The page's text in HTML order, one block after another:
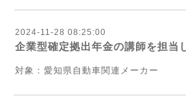
2024-11-28 08:25:00
企業型確定拠出年金の講師を担当
対象：愛知県自動車関連メーカー